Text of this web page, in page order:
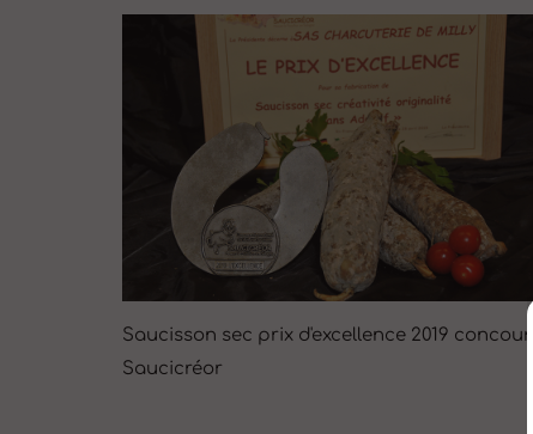
Saucisson sec prix d'excellence 2019 concours
Saucicréor